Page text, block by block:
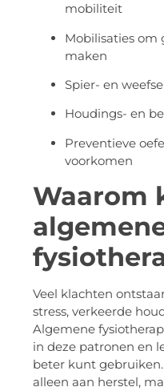
mobiliteit
Mobilisaties om
maken
Spier- en
Houdings- en
Preventieve
voorkomen
Waarom
Veel klachten
stress, verkeerde
Algemene
in deze patronen en
beter kunt
alleen aan herstel,